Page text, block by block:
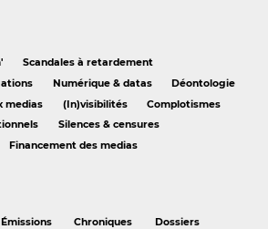
Scandales à retardement
Numérique & datas
Déontologie
medias (In)visibilités
Complotismes
Silences & censures
Financement des medias
Émissions Chroniques
Dossiers